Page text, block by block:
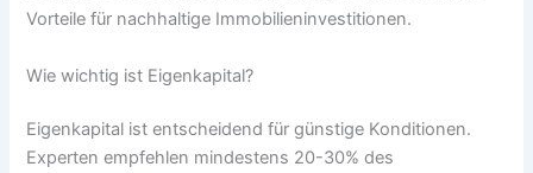
Vorteile für nachhaltige Immobilieninvestitionen.
Wie wichtig ist Eigenkapital?
Eigenkapital ist entscheidend für günstige Konditionen.
Experten empfehlen mindestens 20-30% des